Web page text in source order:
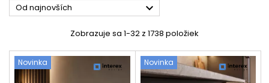
Od najnovších 
Zobrazuje sa 1-32 z 1738 položiek
Novinka Novinka